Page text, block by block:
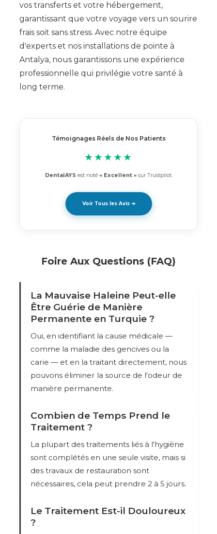
vos transferts et votre hébergement,
garantissant que votre voyage vers un sourire
frais soit sans stress. Avec notre équipe
d'experts et nos installations de pointe à
Antalya, nous garantissons une expérience
professionnelle qui privilégie votre santé à
long terme.
Témoignages Réels de Nos Patients
★★★★★
DentalAYS est noté « Excellent »sur Trustpilot.
Voir Tous les Avis ➔
Foire Aux Questions (FAQ)
La Mauvaise Haleine Peut-elle
Être Guérie de Manière
Permanente en Turquie ?
Oui, en identifiant la cause médicale —
comme la maladie des gencives ou la
carie — et en la traitant directement, nous
pouvons éliminer la source de l'odeur de
manière permanente.
Combien de Temps Prend le
Traitement ?
La plupart des traitements liés à l'hygiène
sont complétés en une seule visite, mais si
des travaux de restauration sont
nécessaires, cela peut prendre 2 à 5 jours.
Le Traitement Est-il Douloureux
?